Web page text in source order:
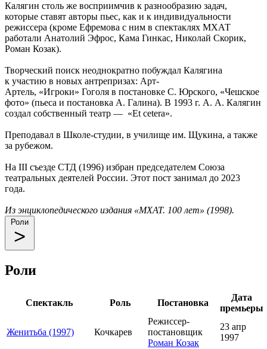
Калягин столь же восприимчив к разнообразию задач,
которые ставят авторы пьес, как и к индивидуальности
режиссера (кроме Ефремова с ним в спектаклях МХАТ
работали Анатолий Эфрос, Кама Гинкас, Николай Скорик,
Роман Козак).
Творческий поиск неоднократно побуждал Калягина
к участию в новых антрепризах: Арт-
Артель, «Игроки» Гоголя в постановке С. Юрского, «Чешское
фото» (пьеса и постановка А. Галина). В 1993 г. А. А. Калягин
создал собственный театр — «Et cetera».
Преподавал в Школе-студии, в училище им. Щукина, а также
за рубежом.
На III съезде СТД (1996) избран председателем Союза
театральных деятелей России. Этот пост занимал до 2023
года.
Из энциклопедического издания «МХАТ. 100 лет» (1998).
Роли
Роли
Спектакль Роль Постановка
Дата
премьеры
Женитьба (1997) Кочкарев
Режиссер-
постановщик
Роман Козак
23 апр
1997